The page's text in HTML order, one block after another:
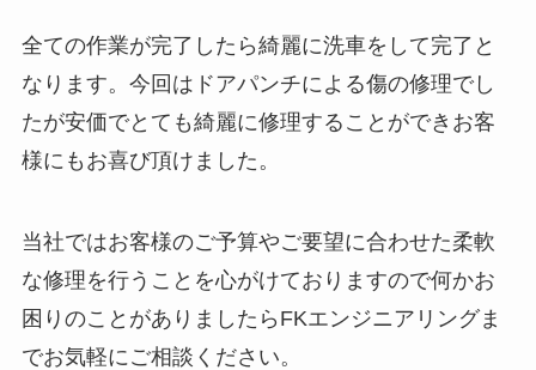
全ての作業が完了したら綺麗に洗車をして完了と
なります。今回はドアパンチによる傷の修理でし
たが安価でとても綺麗に修理することができお客
様にもお喜び頂けました。
当社ではお客様のご予算やご要望に合わせた柔軟
な修理を行うことを心がけておりますので何かお
困りのことがありましたらFKエンジニアリングま
でお気軽にご相談ください。